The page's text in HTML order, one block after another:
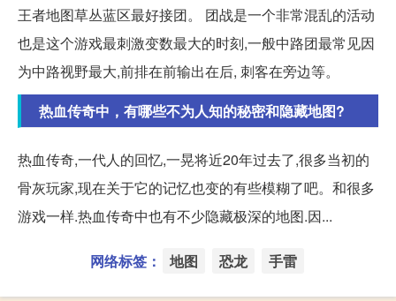
王者地图草丛蓝区最好接团。 团战是一个非常混乱的活动
也是这个游戏最刺激变数最大的时刻,一般中路团最常见因
为中路视野最大,前排在前输出在后, 刺客在旁边等。
热血传奇中，有哪些不为人知的秘密和隐藏地图?
热血传奇,一代人的回忆,一晃将近20年过去了,很多当初的
骨灰玩家,现在关于它的记忆也变的有些模糊了吧。和很多
游戏一样.热血传奇中也有不少隐藏极深的地图.因...
网络标签： 地图 恐龙 手雷